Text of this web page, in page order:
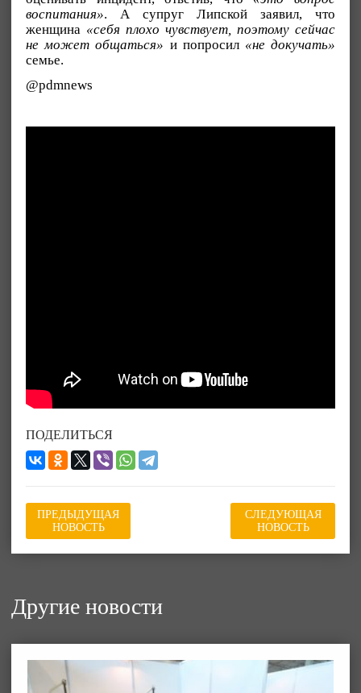
воспитания». А супруг Липской заявил, что
женщина «себя плохо чувствует, поэтому сейчас
не может общаться» и попросил «не докучать»
семье.
@pdmnews
ПОДЕЛИТЬСЯ
ПРЕДЫДУЩАЯ
НОВОСТЬ
СЛЕДУЮЩАЯ
НОВОСТЬ
Другие новости